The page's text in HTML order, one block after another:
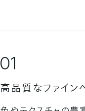
01
高品質なファイン